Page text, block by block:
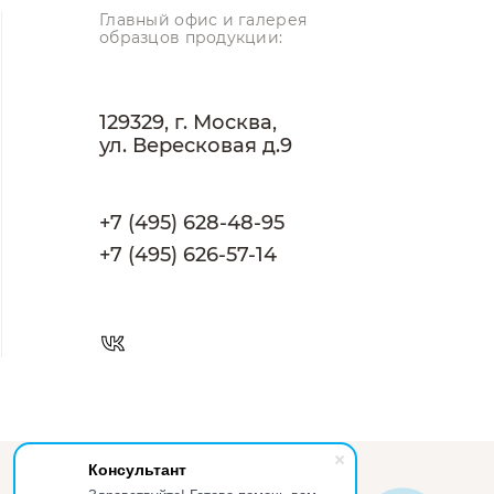
Консультант
Главный офис и галерея
образцов продукции:
129329, г. Москва,
ул. Вересковая д.9
+7 (495) 628-48-95
+7 (495) 626-57-14
Разработано в